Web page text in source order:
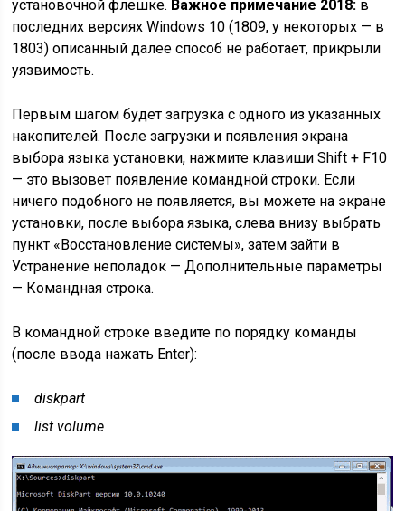
установочной флешке. Важное примечание 2018: в
последних версиях Windows 10 (1809, у некоторых — в
1803) описанный далее способ не работает, прикрыли
уязвимость.
Первым шагом будет загрузка с одного из указанных
накопителей. После загрузки и появления экрана
выбора языка установки, нажмите клавиши Shift + F10
— это вызовет появление командной строки. Если
ничего подобного не появляется, вы можете на экране
установки, после выбора языка, слева внизу выбрать
пункт «Восстановление системы», затем зайти в
Устранение неполадок — Дополнительные параметры
— Командная строка.
В командной строке введите по порядку команды
(после ввода нажать Enter):
diskpart
list volume